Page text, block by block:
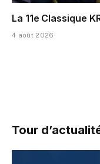
La 11e Classique
4 août 2026
Tour